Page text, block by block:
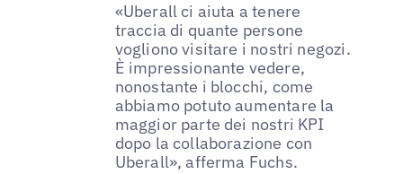
«Uberall ci aiuta a tenere
traccia di quante persone
vogliono visitare i nostri negozi.
È impressionante vedere,
nonostante i blocchi, come
abbiamo potuto aumentare la
maggior parte dei nostri KPI
dopo la collaborazione con
Uberall», afferma Fuchs.